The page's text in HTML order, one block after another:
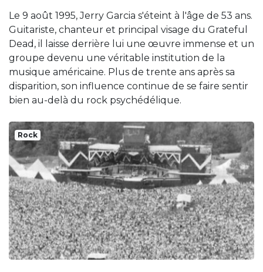
Le 9 août 1995, Jerry Garcia s'éteint à l'âge de 53 ans.
Guitariste, chanteur et principal visage du Grateful
Dead, il laisse derrière lui une œuvre immense et un
groupe devenu une véritable institution de la
musique américaine. Plus de trente ans après sa
disparition, son influence continue de se faire sentir
bien au-delà du rock psychédélique.
Rock